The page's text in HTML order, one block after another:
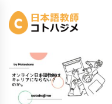
キャリアパス